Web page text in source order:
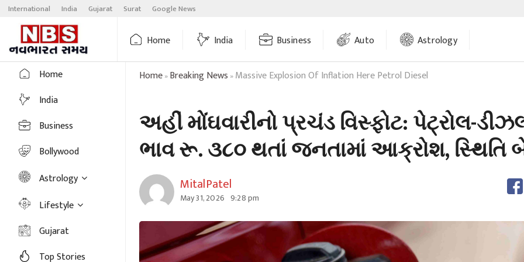
Skip
content
International India Gujarat Surat Google News
Home India Business Auto Astrology
Home
India
Business
Bollywood
Astrology
Lifestyle
Gujarat
Top Stories
Home»Breaking News »Massive Explosion Of Inflation Here Petrol Diesel
અહીં મોંઘવારીનો પ્રચંડ વિસ્ફોટ: પેટ્રોલ-
ભાવ રૂ. ૩૮૦ થતાં જનતામાં આક્રોશ, સ્થિતિ
MitalPatel
May 31, 2026 9:28 pm